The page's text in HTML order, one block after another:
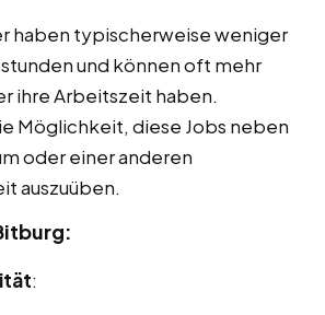
haben typischerweise weniger
und können oft mehr
ihre Arbeitszeit haben.
Möglichkeit, diese Jobs neben
oder einer anderen
auszuüben.
: